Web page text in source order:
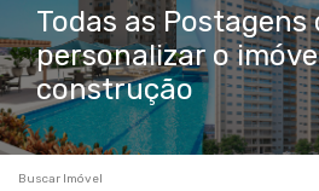
Todas as Postagens
personalizar o
construção
Buscar Imóvel